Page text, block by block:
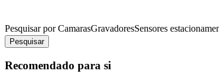
Pesquisar porCamarasGravadoresSensores
Pesquisar
Recomendado para si